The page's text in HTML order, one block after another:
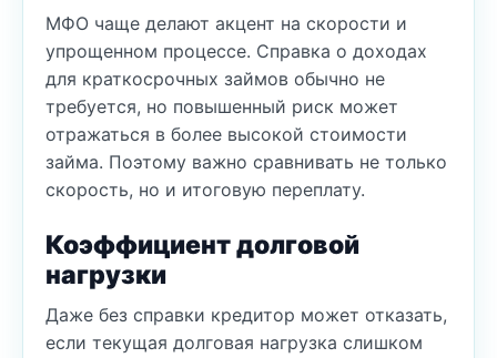
МФО чаще делают акцент на скорости и
упрощенном процессе. Справка о доходах
для краткосрочных займов обычно не
требуется, но повышенный риск может
отражаться в более высокой стоимости
займа. Поэтому важно сравнивать не только
скорость, но и итоговую переплату.
Коэффициент долговой
нагрузки
Даже без справки кредитор может отказать,
если текущая долговая нагрузка слишком